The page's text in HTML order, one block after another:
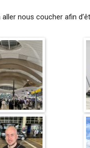
nous coucher afin